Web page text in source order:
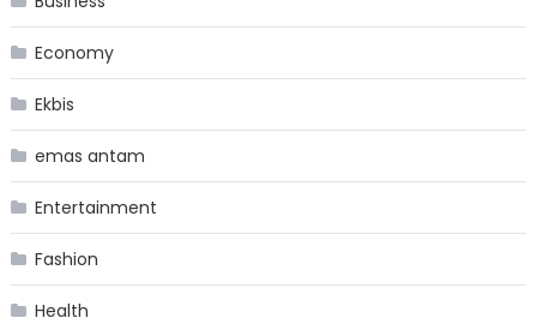
Economy
Ekbis
emas antam
Entertainment
Fashion
Health